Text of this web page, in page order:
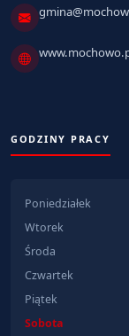
GODZINY PRACY
Poniedziałek
Wtorek
Środa
Czwartek
Piątek
Sobota